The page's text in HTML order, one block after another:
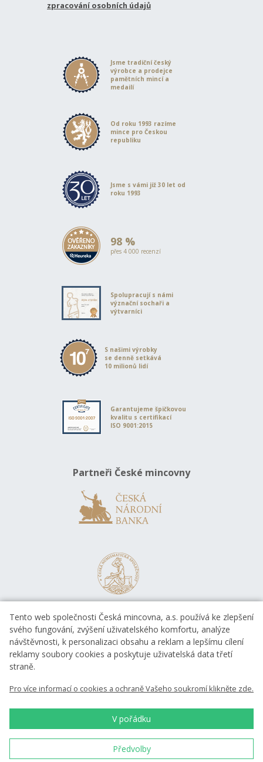
zpracování osobních údajů
Jsme tradiční český
výrobce a prodejce
pamětních mincí a
medailí
Od roku 1993 razíme
mince pro Českou
republiku
Jsme s vámi již 30 let od
roku 1993
98 %
přes 4 000 recenzí
Spolupracují s námi
význační sochaři a
výtvarníci
S našimi výrobky
se denně setkává
10 milionů lidí
Garantujeme špičkovou
kvalitu s certifikací
ISO 9001:2015
Partneři České mincovny
EVROPSKÁ UNIE
Evropský fond pro regionální rozvoj
Evropský fond pro regionální rozvoj
Investice do vaší budoucnosti
Tento web společnosti Česká mincovna, a.s. používá ke zlepšení
svého fungování, zvýšení uživatelského komfortu, analýze
návštěvnosti, k personalizaci obsahu a reklam a lepšímu cílení
reklamy soubory cookies a poskytuje uživatelská data třetí
straně.
Pro více informací o cookies a ochraně Vašeho soukromí klikněte zde.
V pořádku
Předvolby